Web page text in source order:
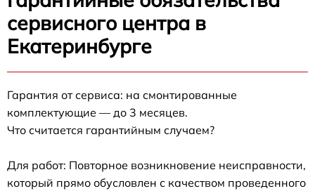
сервисного центра в
Екатеринбурге
Гарантия от сервиса: на смонтированные
комплектующие — до 3 месяцев.
Что считается гарантийным случаем?
Для работ: Повторное возникновение неисправности,
который прямо обусловлен с качеством проведенного